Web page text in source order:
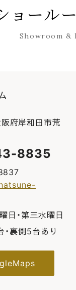
ョール
Showroom &
府岸和田市荒
8835
日・第三水曜日
・裏側5台あり